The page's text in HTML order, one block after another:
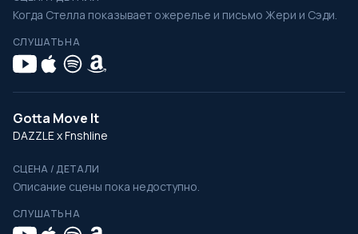
Когда Стелла показывает ожерелье и письмо Жери и Сэди.
СЛУШАТЬ НА
Gotta Move It
DAZZLE x Fnshline
СЦЕНА / ДЕТАЛИ
Описание сцены пока недоступно.
СЛУШАТЬ НА